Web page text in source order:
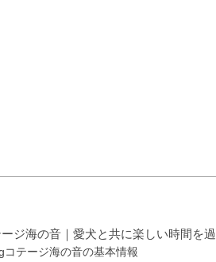
ジ海の音｜愛犬と共に楽しい時間を
コテージ海の音の基本情報